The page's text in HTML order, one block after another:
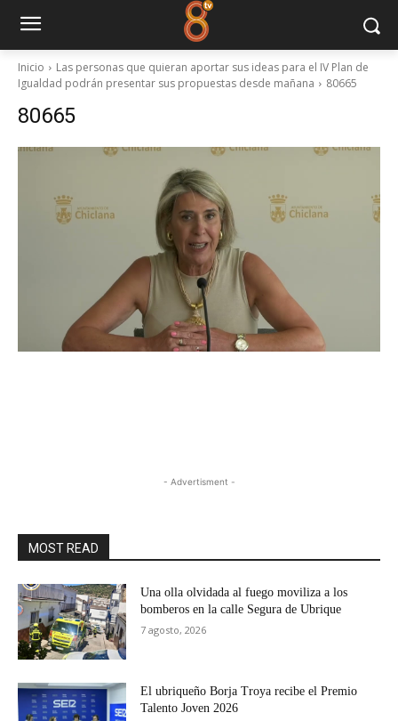
Inicio
Las personas que quieran aportar sus ideas para el IV Plan de
Igualdad podrán presentar sus propuestas desde mañana
80665
80665
- Advertisment -
MOST READ
Una olla olvidada al fuego moviliza a los
bomberos en la calle Segura de Ubrique
7 agosto, 2026
El ubriqueño Borja Troya recibe el Premio
Talento Joven 2026